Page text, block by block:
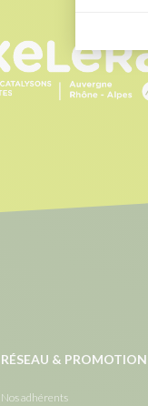
RÉSEAU & PROMOTION
Nos adhérents